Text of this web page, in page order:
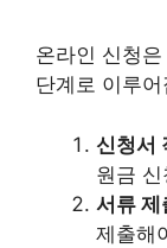
온라인 신청
단계로 이루
신청서
원금
서류 제
제출해